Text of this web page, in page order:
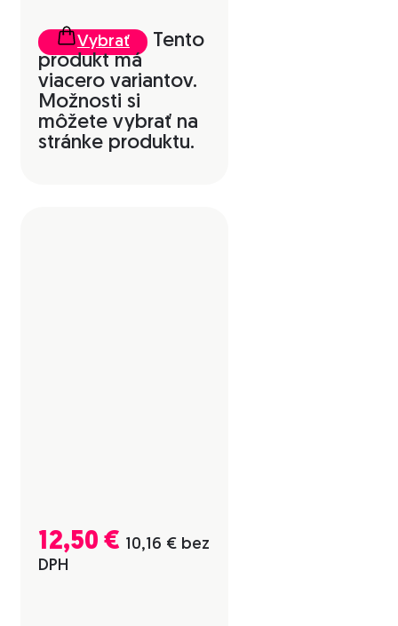
Vybrať
Tento
produkt má
viacero variantov.
Možnosti si
môžete vybrať na
stránke produktu.
12,50 € 10,16 € bez
DPH